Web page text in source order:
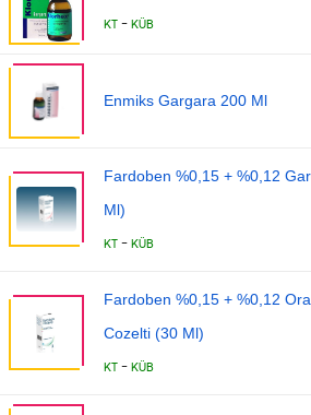
KT - KÜB
Enmiks Gargara 200 Ml
Fardoben %0,15 + %0,12
Ml)
KT - KÜB
Fardoben %0,15 + %0,12
Cozelti (30 Ml)
KT - KÜB